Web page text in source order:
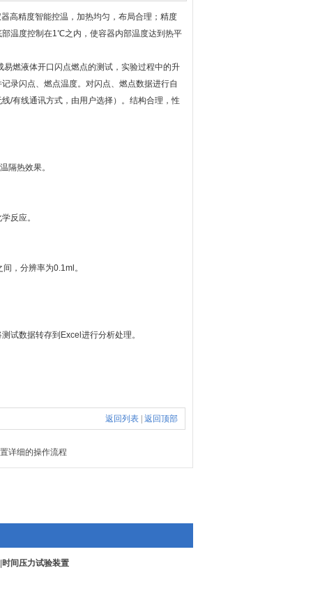
高精度智能控温，加热均匀，布局合理；精度
温度控制在1℃之内，使容器内部温度达到热平
燃液体开口闪点燃点的测试，实验过程中的升
录闪点、燃点温度。对闪点、燃点数据进行自
/有线通讯方式，由用户选择）。结构合理，性
隔热效果。
反应。
，分辨率为0.1ml。
数据转存到Excel进行分析处理。
返回列表 返回顶部
详细的操作流程
时间压力试验装置